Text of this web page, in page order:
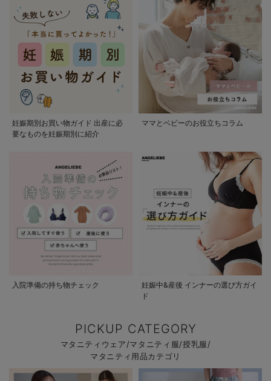
妊娠期別お買い物ガイド 出産に必
要なものを妊娠期別に紹介
ママとベビーのお役立ちコラム
入院準備の持ち物チェック
妊娠中&産後 インナーの選び方ガイ
ド
PICKUP CATEGORY
マタニティウェア/マタニティ服/授乳服/
マタニティ用品カテゴリ